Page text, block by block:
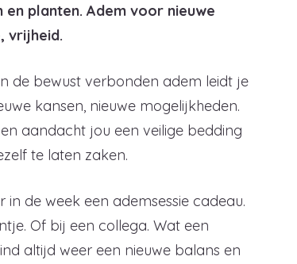
planten. Adem voor nieuwe
vrijheid.
de bewust verbonden adem leidt je
kansen, nieuwe mogelijkheden.
aandacht jou een veilige bedding
te laten zaken.
de week een ademsessie cadeau.
Of bij een collega. Wat een
altijd weer een nieuwe balans en